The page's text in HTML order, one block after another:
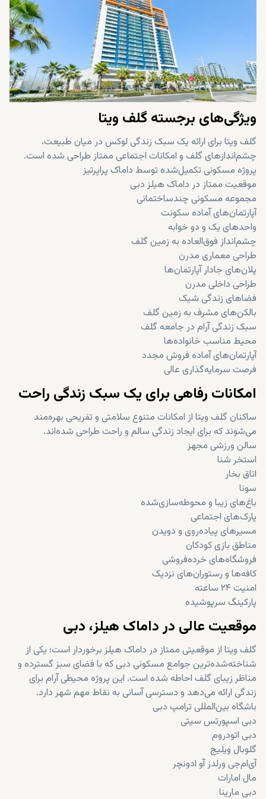
ویژگی‌های برجسته گلف ویتا
گلف ویتا برای ارائه یک سبک زندگی لوکس در میان طبیعت،
چشم‌اندازهای گلف و امکانات اجتماعی ممتاز طراحی شده است.
پروژه مسکونی تکمیل‌شده توسط داماک پراپرتیز
موقعیت ممتاز در داماک هیلز دبی
مجموعه مسکونی چندساختمانی
آپارتمان‌های آماده سکونت
واحدهای یک و دو خوابه
چشم‌انداز فوق‌العاده به زمین گلف
طراحی معماری مدرن
پلان‌های جادار آپارتمان‌ها
طراحی داخلی مدرن
فضاهای زندگی شیک
بالکن‌های مشرف به زمین گلف
سبک زندگی آرام در جامعه گلف
محیط مناسب خانواده‌ها
آپارتمان‌های آماده فروش مجدد
فرصت سرمایه‌گذاری عالی
امکانات رفاهی برای یک سبک زندگی راحت
ساکنان گلف ویتا از امکانات متنوع سلامتی و تفریحی بهره‌مند
می‌شوند که برای ایجاد زندگی سالم و راحت طراحی شده‌اند.
سالن ورزشی مجهز
استخر شنا
اتاق بخار
سونا
باغ‌های زیبا و محوطه‌سازی‌شده
پارک‌های اجتماعی
مسیرهای پیاده‌روی و دویدن
مناطق بازی کودکان
فروشگاه‌های خرده‌فروشی
کافه‌ها و رستوران‌های نزدیک
امنیت ۲۴ ساعته
پارکینگ سرپوشیده
موقعیت عالی در داماک هیلز، دبی
گلف ویتا از موقعیتی ممتاز در داماک هیلز برخوردار است؛ یکی از
شناخته‌شده‌ترین جوامع مسکونی دبی که با فضای سبز گسترده و
مناظر زیبای گلف احاطه شده است. این پروژه محیطی آرام برای
زندگی ارائه می‌دهد و دسترسی آسانی به نقاط مهم شهر دارد.
باشگاه بین‌المللی ترامپ دبی
دبی اسپورتس سیتی
دبی اتودروم
گلوبال ویلیج
آی‌ام‌جی ورلدز آو ادونچر
مال امارات
دبی مارینا